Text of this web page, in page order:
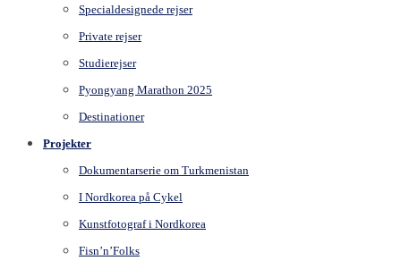
Specialdesignede rejser
Private rejser
Studierejser
Pyongyang Marathon 2025
Destinationer
Projekter
Dokumentarserie om Turkmenistan
I Nordkorea på Cykel
Kunstfotograf i Nordkorea
Fisn’n’Folks